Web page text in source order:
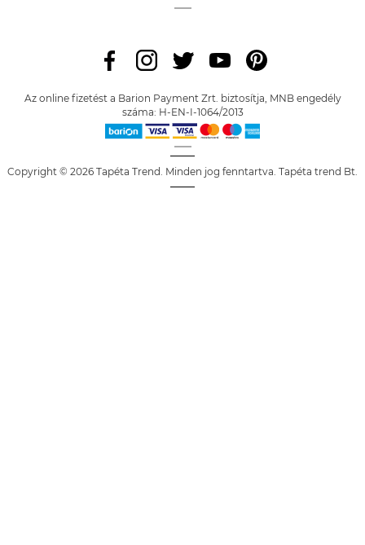
Az online fizetést a Barion Payment Zrt. biztosítja, MNB engedély
száma: H-EN-I-1064/2013
Copyright © 2026 Tapéta Trend. Minden jog fenntartva. Tapéta trend Bt.